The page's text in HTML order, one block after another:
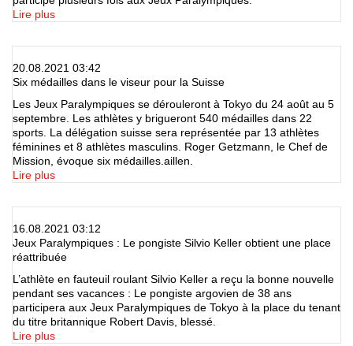
Lire plus
20.08.2021 03:42
Six médailles dans le viseur pour la Suisse
Les Jeux Paralympiques se dérouleront à Tokyo du 24 août au 5
septembre. Les athlètes y brigueront 540 médailles dans 22
sports. La délégation suisse sera représentée par 13 athlètes
féminines et 8 athlètes masculins. Roger Getzmann, le Chef de
Mission, évoque six médailles.aillen.
Lire plus
16.08.2021 03:12
Jeux Paralympiques : Le pongiste Silvio Keller obtient une place
réattribuée
L’athlète en fauteuil roulant Silvio Keller a reçu la bonne nouvelle
pendant ses vacances : Le pongiste argovien de 38 ans
participera aux Jeux Paralympiques de Tokyo à la place du tenant
du titre britannique Robert Davis, blessé.
Lire plus